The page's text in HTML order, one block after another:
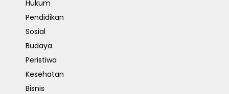
Hukum
Pendidikan
Sosial
Budaya
Peristiwa
Kesehatan
Bisnis